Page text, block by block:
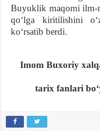
Buyuklik maqomi ilm-
qoʻlga kiritilishini
koʻrsatib berdi.
Imom Buxoriy
tarix fanlari